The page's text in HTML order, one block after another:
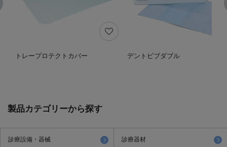
トレープロテクトカバー デントビブダブル
製品カテゴリーから探す
診療設備・器械 診療器材